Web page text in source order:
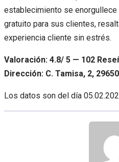
establecimiento se
gratuito para sus clientes,
experiencia cliente sin estrés.
Valoración: 4.8/ 5 — 102
Dirección: C. Tamisa, 2,
Los datos son del día